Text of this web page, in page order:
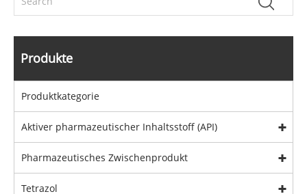
Produkte
Produktkategorie
Aktiver pharmazeutischer Inhaltsstoff (API)
Pharmazeutisches Zwischenprodukt
Tetrazol